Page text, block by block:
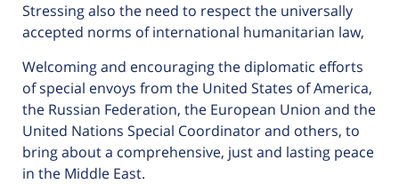
Stressing also the need to respect the universally
accepted norms of international humanitarian law,
Welcoming and encouraging the diplomatic efforts
of special envoys from the United States of America,
the Russian Federation, the European Union and the
United Nations Special Coordinator and others, to
bring about a comprehensive, just and lasting peace
in the Middle East.